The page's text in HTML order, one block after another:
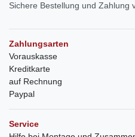
Sichere Bestellung und Zahlung
Zahlungsarten
Vorauskasse
Kreditkarte
auf Rechnung
Paypal
Service